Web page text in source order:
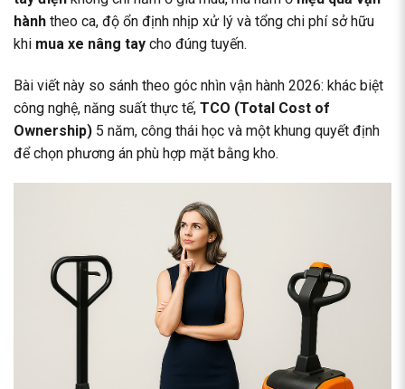
hành theo ca, độ ổn định nhịp xử lý và tổng chi phí sở hữu
khi mua xe nâng tay cho đúng tuyến.
Bài viết này so sánh theo góc nhìn vận hành 2026: khác biệt
công nghệ, năng suất thực tế, TCO (Total Cost of
Ownership) 5 năm, công thái học và một khung quyết định
để chọn phương án phù hợp mặt bằng kho.